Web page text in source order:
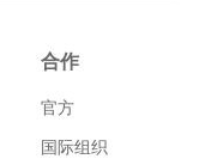
合作
官方
国际组织